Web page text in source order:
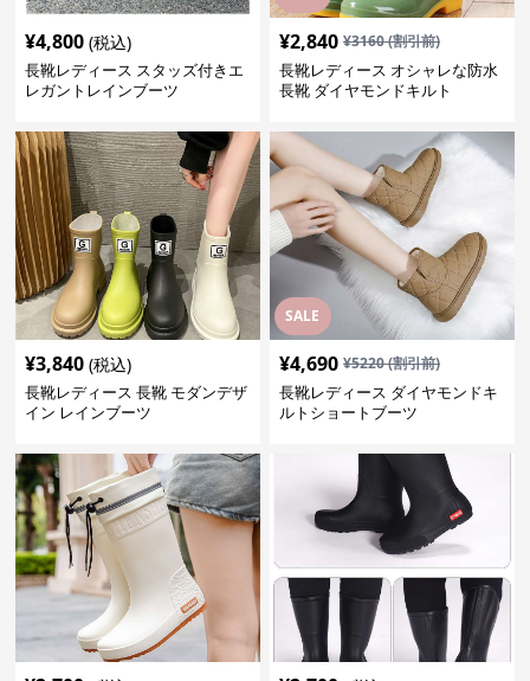
¥4,800 (税込)
長靴レディース スタッズ付きエ
レガントレインブーツ
¥2,840 ¥3160(割引前)
長靴レディース オシャレな防水
長靴 ダイヤモンドキルト
¥3,840 (税込)
長靴レディース 長靴 モダンデザ
イン レインブーツ
SALE
¥4,690 ¥5220(割引前)
長靴レディース ダイヤモンドキ
ルトショートブーツ